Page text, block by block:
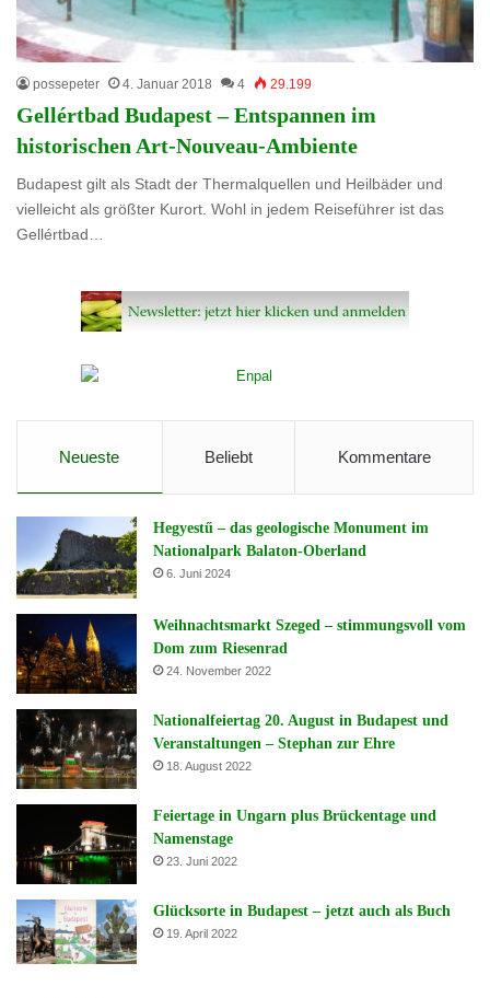
possepeter 4. Januar 2018 4 29.199
Gellértbad Budapest – Entspannen im
historischen Art-Nouveau-Ambiente
Budapest gilt als Stadt der Thermalquellen und Heilbäder und
vielleicht als größter Kurort. Wohl in jedem Reiseführer ist das
Gellértbad…
Neueste Beliebt Kommentare
Hegyestű – das geologische Monument im
Nationalpark Balaton-Oberland
6. Juni 2024
Weihnachtsmarkt Szeged – stimmungsvoll vom
Dom zum Riesenrad
24. November 2022
Nationalfeiertag 20. August in Budapest und
Veranstaltungen – Stephan zur Ehre
18. August 2022
Feiertage in Ungarn plus Brückentage und
Namenstage
23. Juni 2022
Glücksorte in Budapest – jetzt auch als Buch
19. April 2022